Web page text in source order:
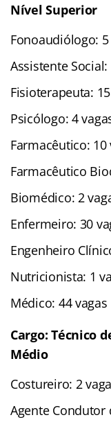
Nível Superior
Fonoaudiólogo: 5
Assistente Social:
Fisioterapeuta:
Psicólogo: 4
Farmacêutico: 10
Farmacêutico
Biomédico: 2
Enfermeiro: 30
Engenheiro
Nutricionista: 1
Médico: 44 vagas
Cargo: Técnico
Médio
Costureiro: 2
Agente Condutor